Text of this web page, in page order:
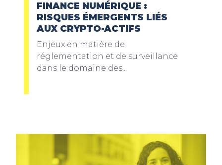
FINANCE NUMÉRIQUE :
RISQUES ÉMERGENTS LIÉS
AUX CRYPTO-ACTIFS
Enjeux en matière de
réglementation et de surveillance
dans le domaine des...